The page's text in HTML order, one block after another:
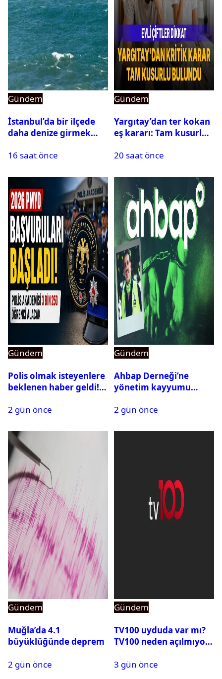
Gündem
İstanbul’da bir ilçede
daha denize girmek
16 saat önce
Gündem
Yargıtay’dan ter kokan
eş kararı: Tam kusurlu
20 saat önce
Gündem
Polis olmak isteyenlere
beklenen haber geldi!
2 gün önce
Gündem
Ahbap Derneği’ne
yönetim kayyumu
açıldı
2 gün önce
Gündem
Muğla’da 4.1
büyüklüğünde deprem
2 gün önce
Gündem
TV100 uyduda var mı?
TV100 neden açılmıyor?
3 gün önce